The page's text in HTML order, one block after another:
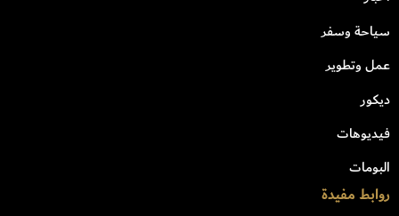
سياحة وسفر
عمل وتطوير
ديكور
فيديوهات
البومات
روابط مفيدة